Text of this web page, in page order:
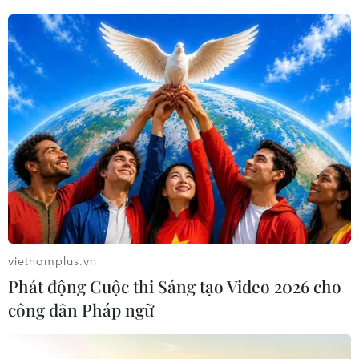
- Hiện anh đang phải ở trong nhà và đang làm gì
vậy?
Thomas Mueller:Chúng tôi phải luôn đảm bảo
rằng mình đã hoàn thành những công việc nhà
bị trì hoãn, chẳng hạn như cọ sạch chuồng thỏ,
trả lời thư hay ký tặng. Trong chuồng ngựa cũng
còn rất nhiều việc phải làm. Trong ngày mai
hoặc ngày kia sẽ có một chú ngựa con ra đời, do
vậy chúng tôi phải chuẩn bị trước. Nếu không,
tôi sẽ chơi trò chơi hay nấu ăn với vợ. Bình
tốt. Giờ đây, chúng tôi phải tự chăm sóc bản
thân - vợ tôi nấu mì Ý với giăm bông rất ngon.
vietnamplus.vn
Phát động Cuộc thi Sáng tạo Video 2026 cho
công dân Pháp ngữ